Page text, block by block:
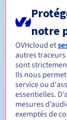
Durée de
Durée de
Période de
notre
OVHcloud et
autres
sont
Ils nous
service ou
essentielles.
mesures
exemptés de